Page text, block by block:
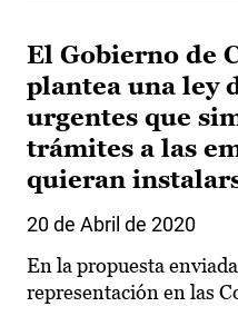
El Gobierno de
plantea una ley
urgentes que
trámites a las
quieran
20 de Abril de 2020
En la propuesta
representación en las